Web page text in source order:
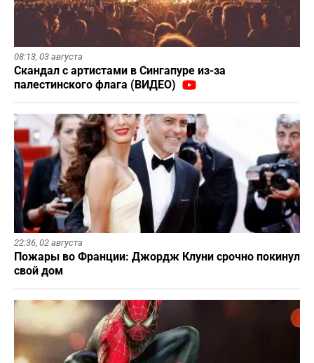
08:13, 03 августа
Скандал с артистами в Сингапуре из-за
палестинского флага (ВИДЕО)
22:36, 02 августа
Пожары во Франции: Джордж Клуни срочно покинул
свой дом